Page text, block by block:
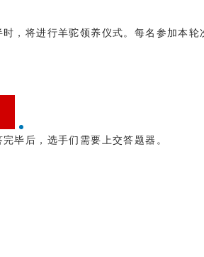
，将进行羊驼领养仪式。每名参加本
毕后，选手们需要上交答题器。